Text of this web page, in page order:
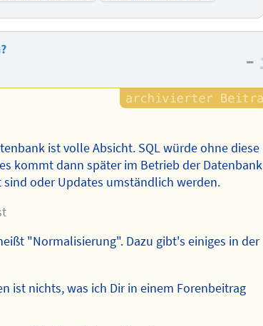
–
ist volle Absicht. SQL würde ohne diese
kommt dann später im Betrieb der Datenbank
oder Updates umständlich werden.
"Normalisierung". Dazu gibt's einiges in der
ist nichts, was ich Dir in einem Forenbeitrag